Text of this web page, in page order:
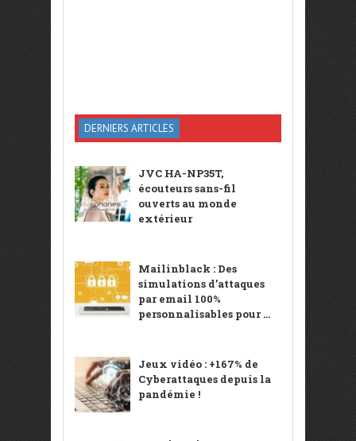
DERNIERS ARTICLES
JVC HA-NP35T,
écouteurs sans-fil
ouverts au monde
extérieur
Mailinblack : Des
simulations d’attaques
par email 100%
personnalisables pour ...
Jeux vidéo : +167% de
Cyberattaques depuis la
pandémie !